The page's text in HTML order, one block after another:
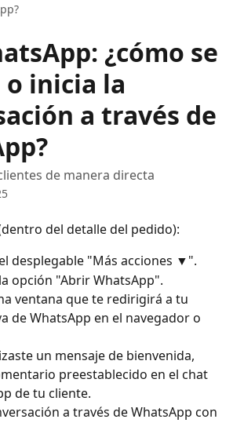
¿cómo se
inicia la
a través de
de manera directa
del detalle del pedido):
desplegable "Más acciones ▼".
opción "Abrir WhatsApp".
ventana que te redirigirá a tu
de WhatsApp en el navegador o
un mensaje de bienvenida,
preestablecido en el chat
de tu cliente.
a través de WhatsApp con